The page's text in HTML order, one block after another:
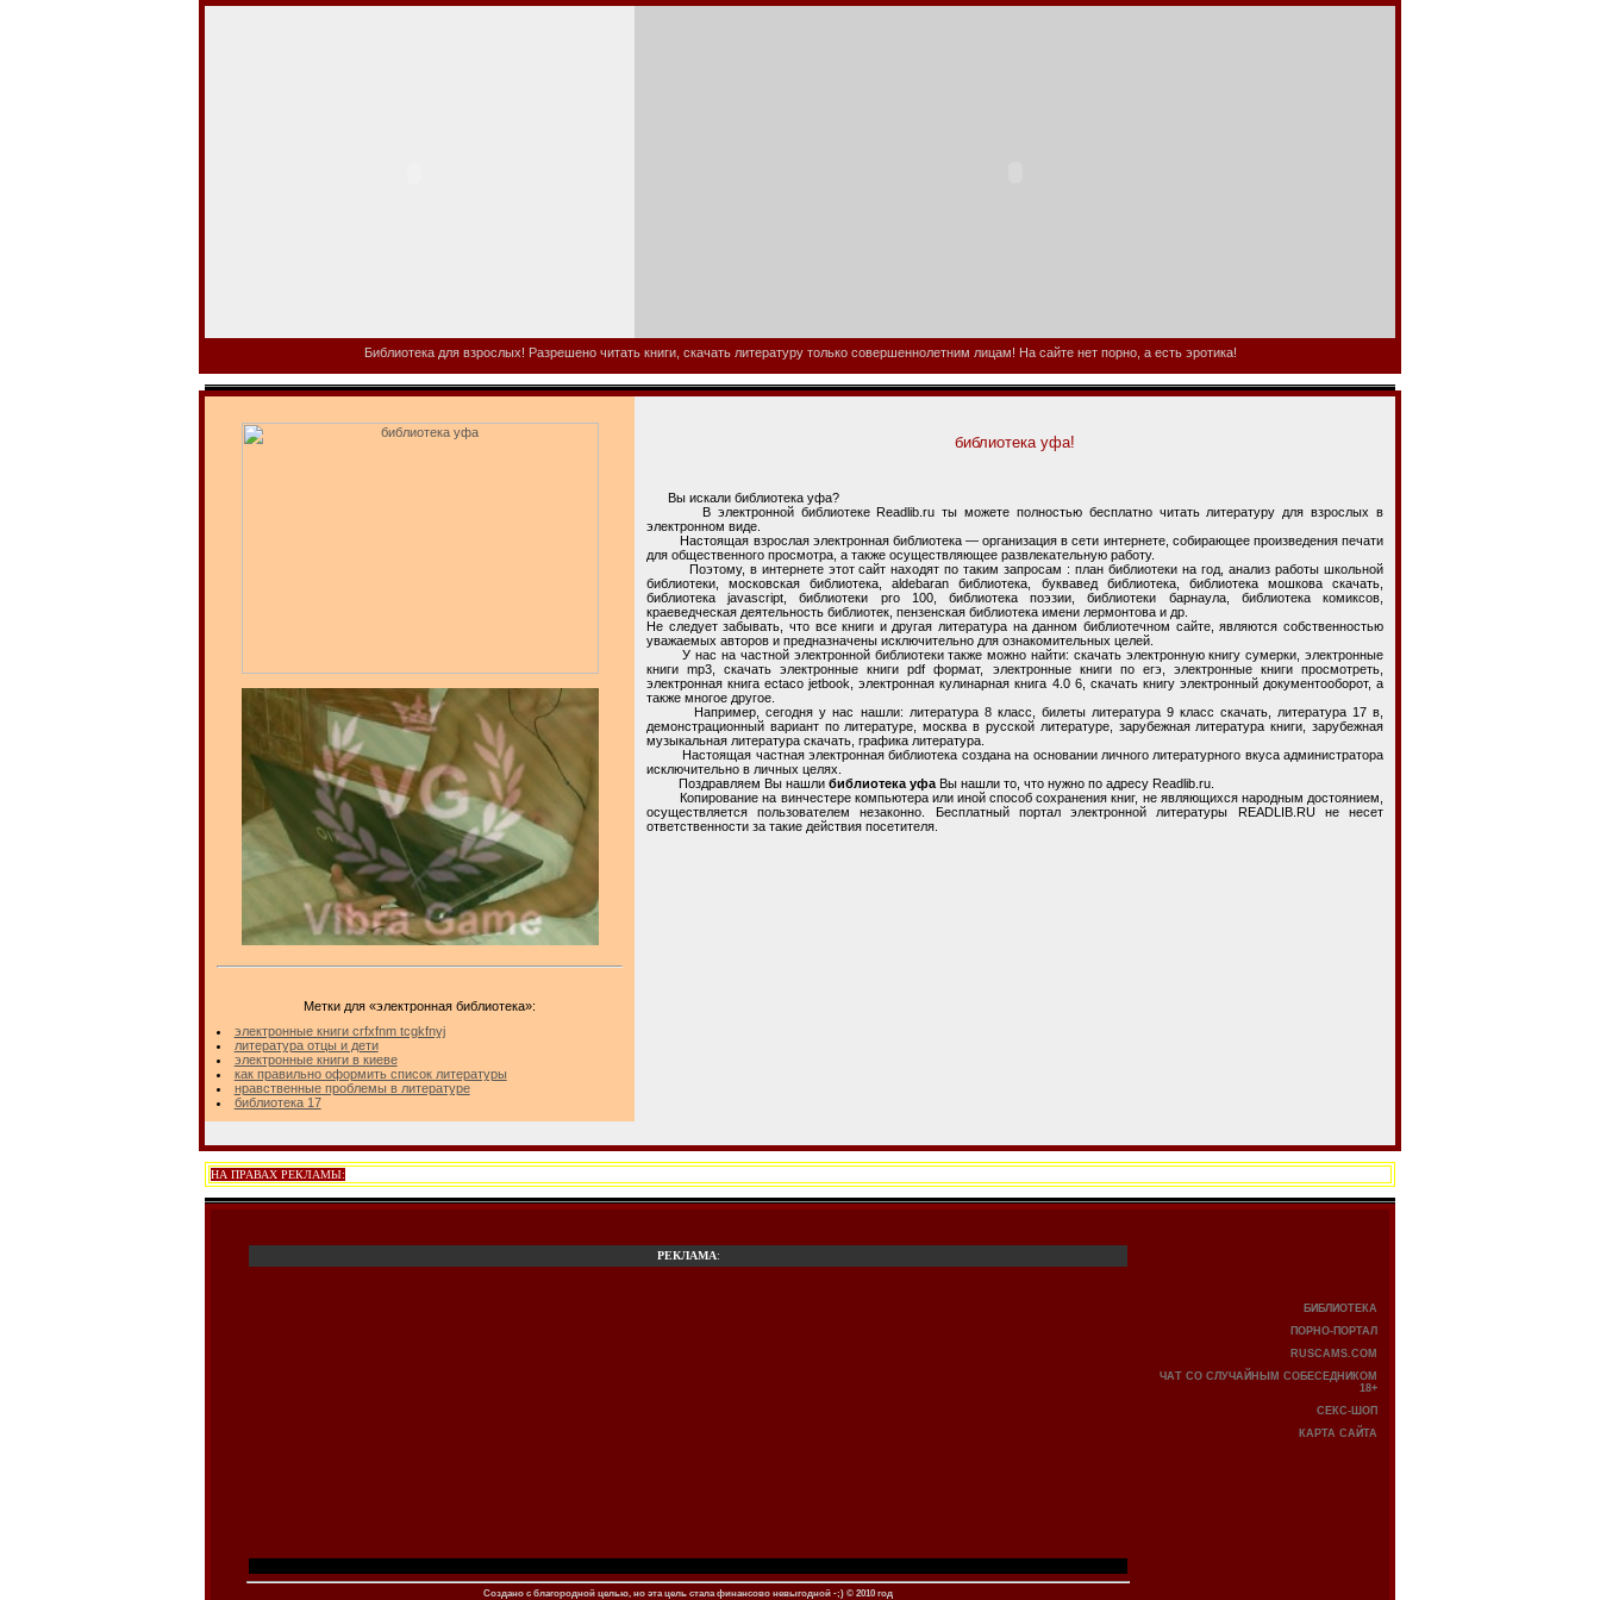
Библиотека для взрослых! Разрешено читать книги, скачать литературу только совершеннолетним лицам! На сайте нет порно, а есть эротика!
Метки для «электронная библиотека»:
электронные книги crfxfnm tcgkfnyj
литература отцы и дети
электронные книги в киеве
как правильно оформить список литературы
нравственные проблемы в литературе
библиотека 17
библиотека уфа!
Вы искали библиотека уфа?
В электронной библиотеке Readlib.ru ты можете полностью бесплатно читать литературу для взрослых в
электронном виде.
Настоящая взрослая электронная библиотека — организация в сети интернете, собирающее произведения печати
для общественного просмотра, а также осуществляющее развлекательную работу.
Поэтому, в интернете этот сайт находят по таким запросам : план библиотеки на год, анализ работы школьной
библиотеки, московская библиотека, aldebaran библиотека, буквавед библиотека, библиотека мошкова скачать,
библиотека javascript, библиотеки pro 100, библиотека поэзии, библиотеки барнаула, библиотека комиксов,
краеведческая деятельность библиотек, пензенская библиотека имени лермонтова и др.
Не следует забывать, что все книги и другая литература на данном библиотечном сайте, являются собственностью
уважаемых авторов и предназначены исключительно для ознакомительных целей.
У нас на частной электронной библиотеки также можно найти: скачать электронную книгу сумерки, электронные
книги mp3, скачать электронные книги pdf формат, электронные книги по егэ, электронные книги просмотреть,
электронная книга ectaco jetbook, электронная кулинарная книга 4.0 6, скачать книгу электронный документооборот, а
также многое другое.
Например, сегодня у нас нашли: литература 8 класс, билеты литература 9 класс скачать, литература 17 в,
демонстрационный вариант по литературе, москва в русской литературе, зарубежная литература книги, зарубежная
музыкальная литература скачать, графика литература.
Настоящая частная электронная библиотека создана на основании личного литературного вкуса администратора
исключительно в личных целях.
Поздравляем Вы нашли библиотека уфа Вы нашли то, что нужно по адресу Readlib.ru.
Копирование на винчестере компьютера или иной способ сохранения книг, не являющихся народным достоянием,
осуществляется пользователем незаконно. Бесплатный портал электронной литературы READLIB.RU не несет
ответственности за такие действия посетителя.
НА ПРАВАХ РЕКЛАМЫ:
РЕКЛАМА:
Создано c благородной целью, но эта цель стала финансово невыгодной -;) © 2010 год
БИБЛИОТЕКА
ПОРНО-ПОРТАЛ
RUSCAMS.COM
ЧАТ СО СЛУЧАЙНЫМ СОБЕСЕДНИКОМ
18+
СЕКС-ШОП
КАРТА САЙТА